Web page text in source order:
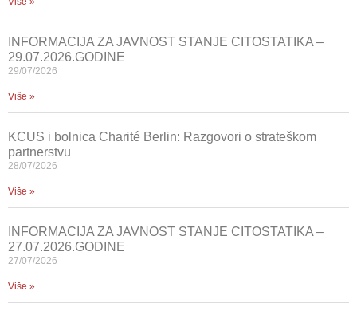
INFORMACIJA ZA JAVNOST STANJE CITOSTATIKA –
29.07.2026.GODINE
29/07/2026
Više »
KCUS i bolnica Charité Berlin: Razgovori o strateškom
partnerstvu
28/07/2026
Više »
INFORMACIJA ZA JAVNOST STANJE CITOSTATIKA –
27.07.2026.GODINE
27/07/2026
Više »